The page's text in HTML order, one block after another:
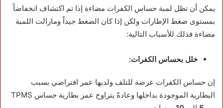
يمكن أن تظل لمبة حساس الكفرات مضاءة إذا تم اكتشاف انخفاضاً
بمستوى ضغط الإطارات ولكن إذا كان الضغط جيداً ومازالت اللمبة
مضاءة فذلك للأسباب التالية:
خلل بحساس الكفرات:
إن حساس الكفرات عرضة للتلف ولديها عمر افتراضي بسبب
البطارية الموجودة بداخلها وعادةً يتراوح عمر بطارية حساس TPMS